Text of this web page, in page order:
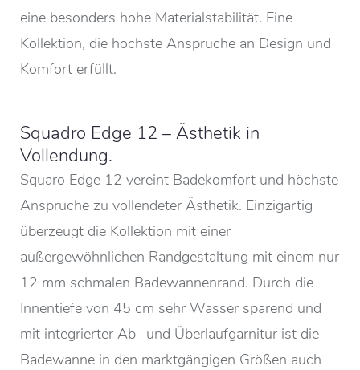
eine besonders hohe Materialstabilität. Eine
Kollektion, die höchste Ansprüche an Design und
Komfort erfüllt.
Squadro Edge 12 – Ästhetik in
Vollendung.
Squaro Edge 12 vereint Badekomfort und höchste
Ansprüche zu vollendeter Ästhetik. Einzigartig
überzeugt die Kollektion mit einer
außergewöhnlichen Randgestaltung mit einem nur
12 mm schmalen Badewannenrand. Durch die
Innentiefe von 45 cm sehr Wasser sparend und
mit integrierter Ab- und Überlaufgarnitur ist die
Badewanne in den marktgängigen Größen auch